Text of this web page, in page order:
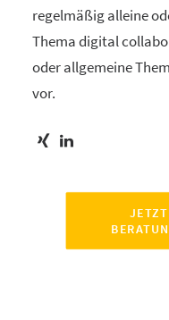
regelmäßig alleine
Thema digital
oder allgemeine
vor.